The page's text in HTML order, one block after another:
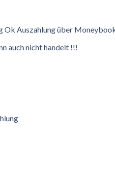
Ok Auszahlung über
auch nicht handelt !!!